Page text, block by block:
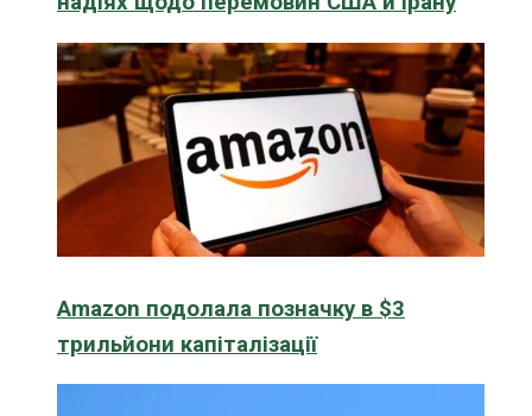
Amazon подолала позначку в $3
трильйони капіталізації